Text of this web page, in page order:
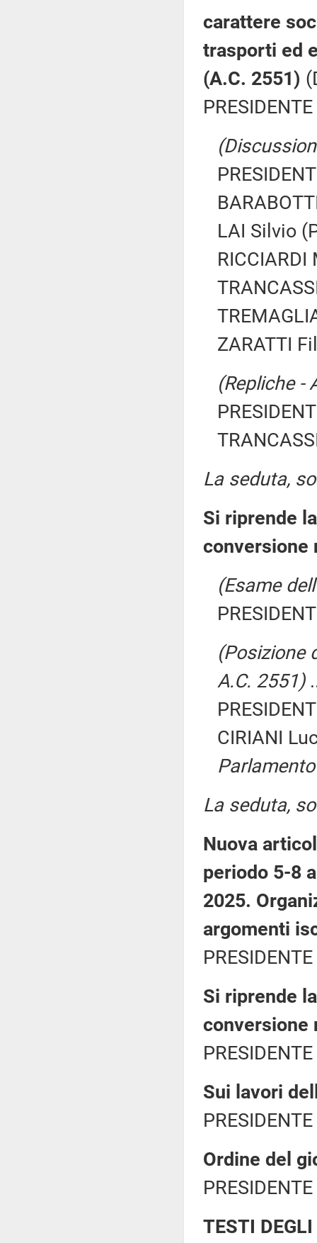
carattere
trasporti ed
(A.C. 2551)
LAI Silvio
ZARATTI
(Repliche -
La seduta,
Si riprende
conversione
(Esame
(Posizione
A.C. 2551)
CIRIANI
Parlamento
La seduta,
Nuova
periodo 5-8
2025.
argomenti
Si riprende
conversione
Sui lavori
Ordine del
TESTI